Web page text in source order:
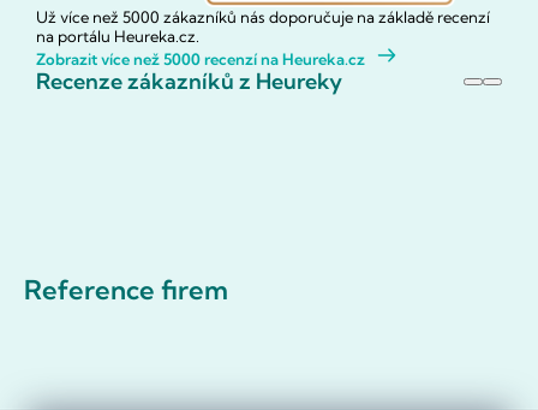
Už více než 5000 zákazníků nás doporučuje na základě recenzí
na portálu Heureka.cz.
Zobrazit více než 5000 recenzí na Heureka.cz
Recenze zákazníků z Heureky
Reference firem